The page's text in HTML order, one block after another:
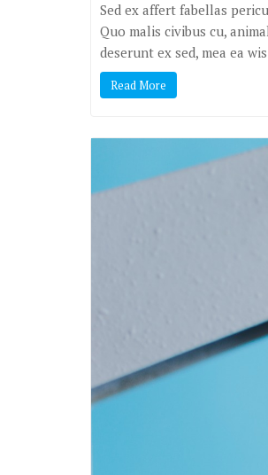
Sed ex affert fabellas
Quo malis civibus cu,
deserunt ex sed, mea ea
Read More